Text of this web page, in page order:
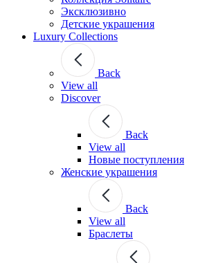
Эксклюзивно
Детские украшения
Luxury Collections
Back
View all
Discover
Back
View all
Новые поступления
Женские украшения
Back
View all
Браслеты